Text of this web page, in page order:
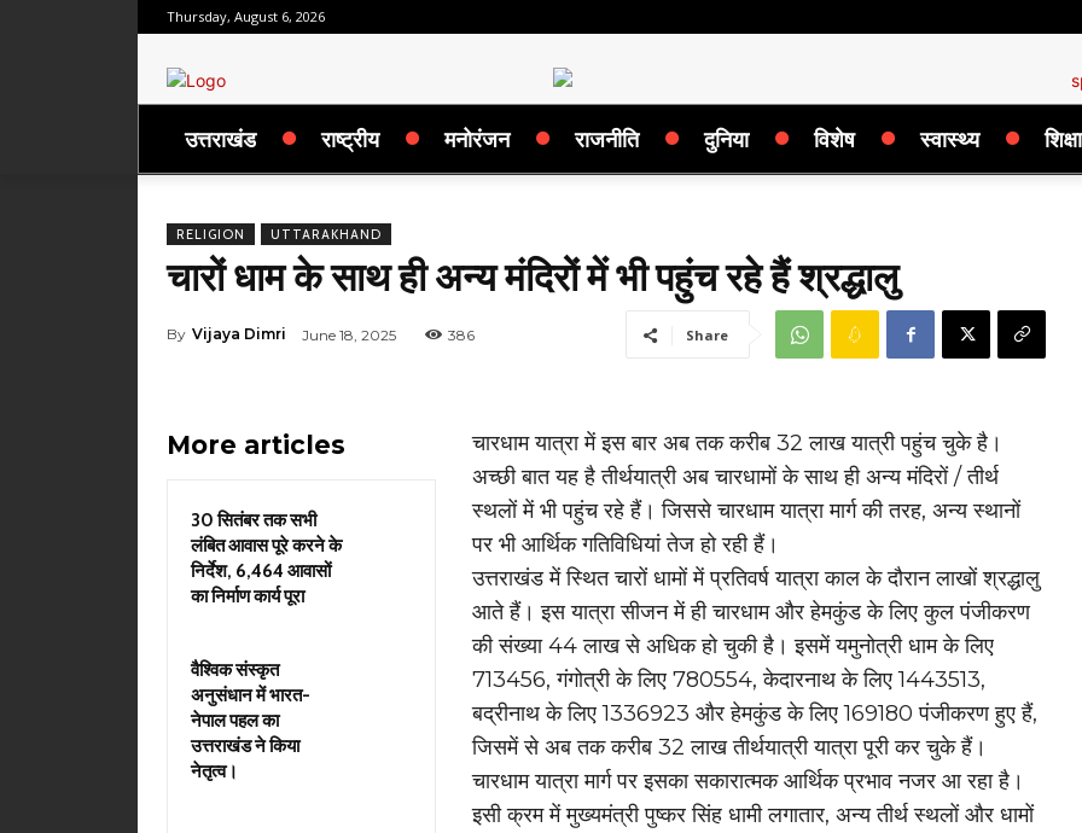
Thursday, August 6, 2026
उत्तराखंड राष्ट्रीय मनोरंजन राजनीति दुनिया विशेष स्वास्थ्य शिक्षा
RELIGION UTTARAKHAND
चारों धाम के साथ ही अन्य मंदिरों में भी पहुंच रहे हैं श्रद्धालु
By Vijaya Dimri June 18, 2025 386 Share
More articles
30 सितंबर तक सभी
लंबित आवास पूरे करने के
निर्देश, 6,464 आवासों
का निर्माण कार्य पूरा
वैश्विक संस्कृत
अनुसंधान में भारत-
नेपाल पहल का
उत्तराखंड ने किया
नेतृत्व।
चारधाम यात्रा में इस बार अब तक करीब 32 लाख यात्री पहुंच चुके है।
अच्छी बात यह है तीर्थयात्री अब चारधामों के साथ ही अन्य मंदिरों / तीर्थ
स्थलों में भी पहुंच रहे हैं। जिससे चारधाम यात्रा मार्ग की तरह, अन्य स्थानों
पर भी आर्थिक गतिविधियां तेज हो रही हैं।
उत्तराखंड में स्थित चारों धामों में प्रतिवर्ष यात्रा काल के दौरान लाखों श्रद्धालु
आते हैं। इस यात्रा सीजन में ही चारधाम और हेमकुंड के लिए कुल पंजीकरण
की संख्या 44 लाख से अधिक हो चुकी है। इसमें यमुनोत्री धाम के लिए
713456, गंगोत्री के लिए 780554, केदारनाथ के लिए 1443513,
बद्रीनाथ के लिए 1336923 और हेमकुंड के लिए 169180 पंजीकरण हुए हैं,
जिसमें से अब तक करीब 32 लाख तीर्थयात्री यात्रा पूरी कर चुके हैं।
चारधाम यात्रा मार्ग पर इसका सकारात्मक आर्थिक प्रभाव नजर आ रहा है।
इसी क्रम में मुख्यमंत्री पुष्कर सिंह धामी लगातार, अन्य तीर्थ स्थलों और धामों